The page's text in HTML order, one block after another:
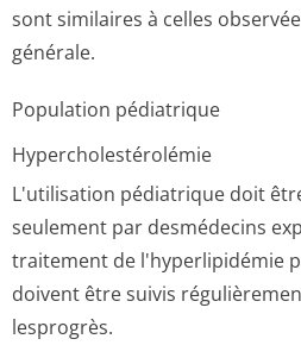
sont similaires à celles
générale.
Population pédiatrique
Hypercholesté­rolémie
L'utilisation pédiatrique doit
seulement par desmédecins
traitement de l'hyperlipidémie
doivent être suivis
lesprogrès.